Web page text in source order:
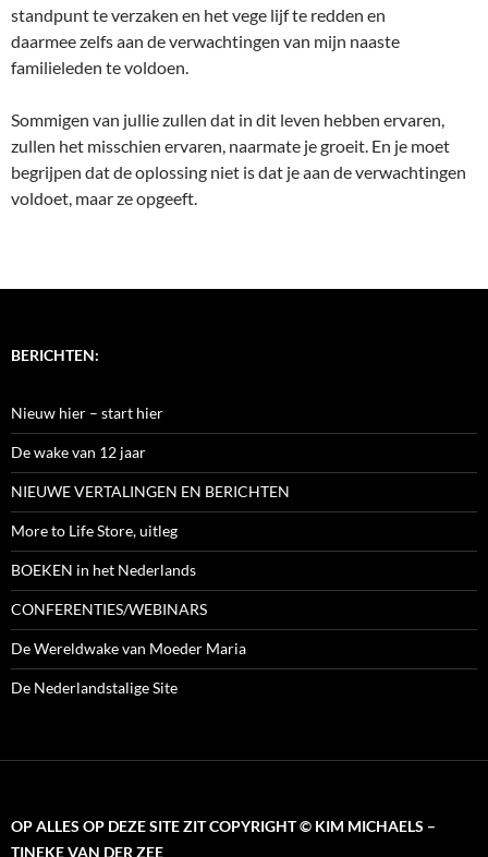
standpunt te verzaken en het vege lijf te redden en
daarmee zelfs aan de verwachtingen van mijn naaste
familieleden te voldoen.
Sommigen van jullie zullen dat in dit leven hebben ervaren,
zullen het misschien ervaren, naarmate je groeit. En je moet
begrijpen dat de oplossing niet is dat je aan de verwachtingen
voldoet, maar ze opgeeft.
BERICHTEN:
Nieuw hier – start hier
De wake van 12 jaar
NIEUWE VERTALINGEN EN BERICHTEN
More to Life Store, uitleg
BOEKEN in het Nederlands
CONFERENTIES/WEBINARS
De Wereldwake van Moeder Maria
De Nederlandstalige Site
OP ALLES OP DEZE SITE ZIT COPYRIGHT © KIM MICHAELS –
TINEKE VAN DER ZEE